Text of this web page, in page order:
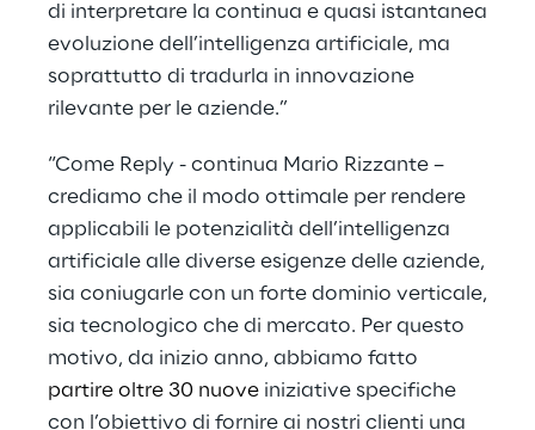
di interpretare la continua e quasi istantanea
evoluzione dell’intelligenza artificiale, ma
soprattutto di tradurla in innovazione
rilevante per le aziende.”
“Come Reply - continua Mario Rizzante –
crediamo che il modo ottimale per rendere
applicabili le potenzialità dell’intelligenza
artificiale alle diverse esigenze delle aziende,
sia coniugarle con un forte dominio verticale,
sia tecnologico che di mercato. Per questo
motivo, da inizio anno, abbiamo fatto
partire oltre 30 nuove iniziative specifiche
con l’obiettivo di fornire ai nostri clienti una